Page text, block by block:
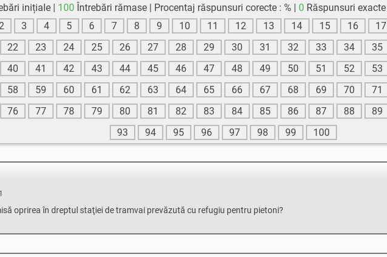
inițiale 100 Întrebări rămase Procentaj răspunsuri corecte : % 0 Răspunsuri exacte
2 3 4 5 6 7 8 9 10 11 12 13 14 15 16 17
22 23 24 25 26 27 28 29 30 31 32 33 34 35
40 41 42 43 44 45 46 47 48 49 50 51 52 53
58 59 60 61 62 63 64 65 66 67 68 69 70 71
76 77 78 79 80 81 82 83 84 85 86 87 88 89
93
94 95 96 97 98 99 100
oprirea în dreptul staţiei de tramvai prevăzută cu refugiu pentru pietoni?